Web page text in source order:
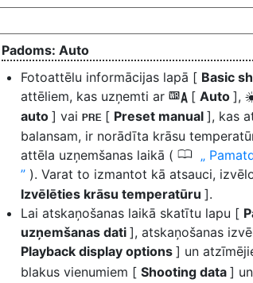
Auto
Fotoattēlu informācijas lapā [ Basic
attēliem, kas uzņemti ar 4 [ Auto ],
auto ] vai L [ Preset manual ], kas
balansam, ir norādīta krāsu
attēla uzņemšanas laikā ( 0
). Varat to izmantot kā atsauci,
Izvēlēties krāsu temperatūru ].
Lai atskaņošanas laikā skatītu lapu [
uzņemšanas dati ], atskaņošanas
Playback display options ] un
blakus vienumiem [ Shooting data ]